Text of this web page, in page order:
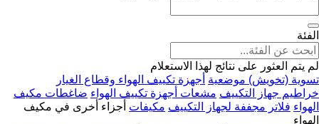
الفئة
لم يتم العثور على نتائج لهذا الاستعلام
تسوية (تخويش) موضعية أجهزة تكييف الهواء وقطاع الغيار
خراطيم جهاز التكييف مشعات أجهزة تكييف الهواء ضاغطات مكيف
الهواء فلاتر مجففة لجهاز التكييف مكيفات أجزاء أخرى في مكيف
الهواء